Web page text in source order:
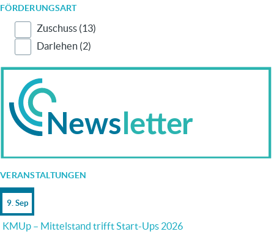
FÖRDERUNGSART
Zuschuss (13)
Darlehen (2)
VERANSTALTUNGEN
9. Sep
KMUp – Mittelstand trifft Start-Ups 2026